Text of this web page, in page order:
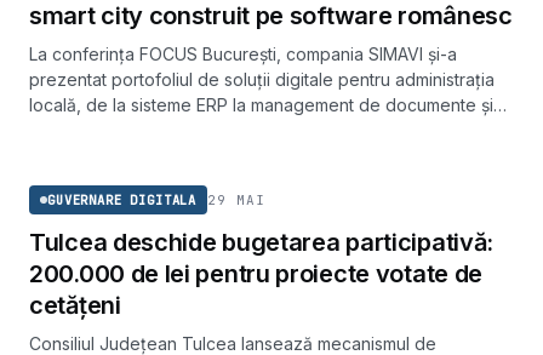
smart city construit pe software românesc
La conferința FOCUS București, compania SIMAVI și-a
prezentat portofoliul de soluții digitale pentru administrația
locală, de la sisteme ERP la management de documente și
GUVERNARE DIGITALA 29 MAI
Tulcea deschide bugetarea participativă:
200.000 de lei pentru proiecte votate de
cetățeni
Consiliul Județean Tulcea lansează mecanismul de